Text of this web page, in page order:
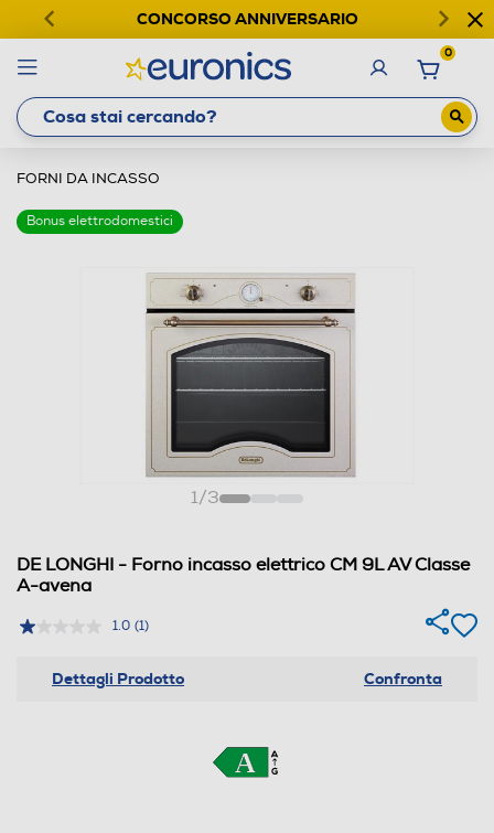
CONCORSO ANNIVERSARIO
0
FORNI DA INCASSO
Bonus elettrodomestici
1/3
DE LONGHI - Forno incasso elettrico CM 9L AV Classe
A-avena
1.0 (1)
Dettagli Prodotto Confronta